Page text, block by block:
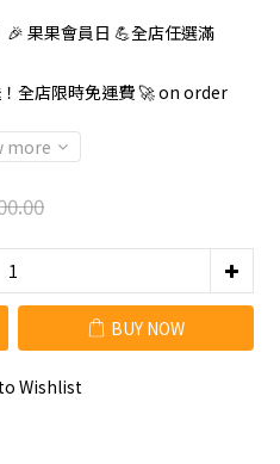
🎉 果果會員日 💪全店任選滿
全店限時免運費 🚀 on order
more
BUY NOW
Wishlist